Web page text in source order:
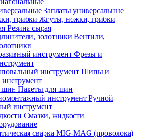
Заплаты универсальные
Жгуты, ножки, грибки
Резина сырая
Вентили,
Фрезы и
Шипы и
Пакеты для шин
Ручной
инструмент
Смазки, жидкости